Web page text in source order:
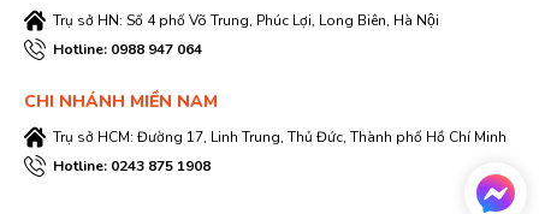
Trụ sở HN: Số 4 phố Võ Trung, Phúc Lợi, Long Biên, Hà Nội
Hotline: 0988 947 064
CHI NHÁNH MIỀN NAM
Trụ sở HCM: Đường 17, Linh Trung, Thủ Đức, Thành phố Hồ Chí Minh
Hotline: 0243 875 1908